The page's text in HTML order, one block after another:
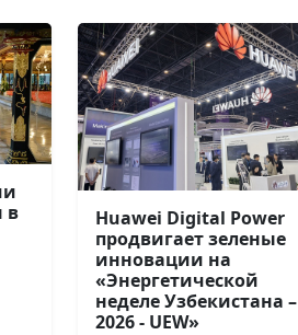
в
Huawei Digital Power
продвигает зеленые
инновации на
«Энергетической
неделе Узбекистана –
2026 - UEW»